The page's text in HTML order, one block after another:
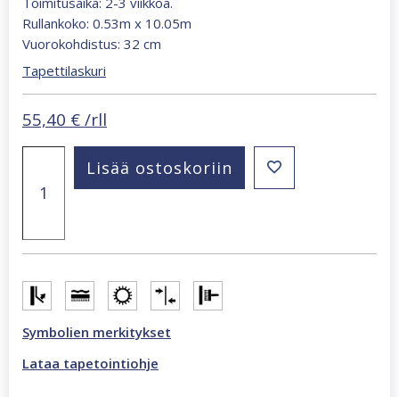
Rullankoko: 0.53m x 10.05m
Vuorokohdistus: 32 cm
Tapettilaskuri
55,40 € /rll
hopeanharmaa
viuhka
määrä
Lisää ostoskoriin
Symbolien merkitykset
Lataa tapetointiohje